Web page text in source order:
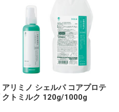
アリミノ シェルパ コアプロテ
クトミルク 120g/1000g